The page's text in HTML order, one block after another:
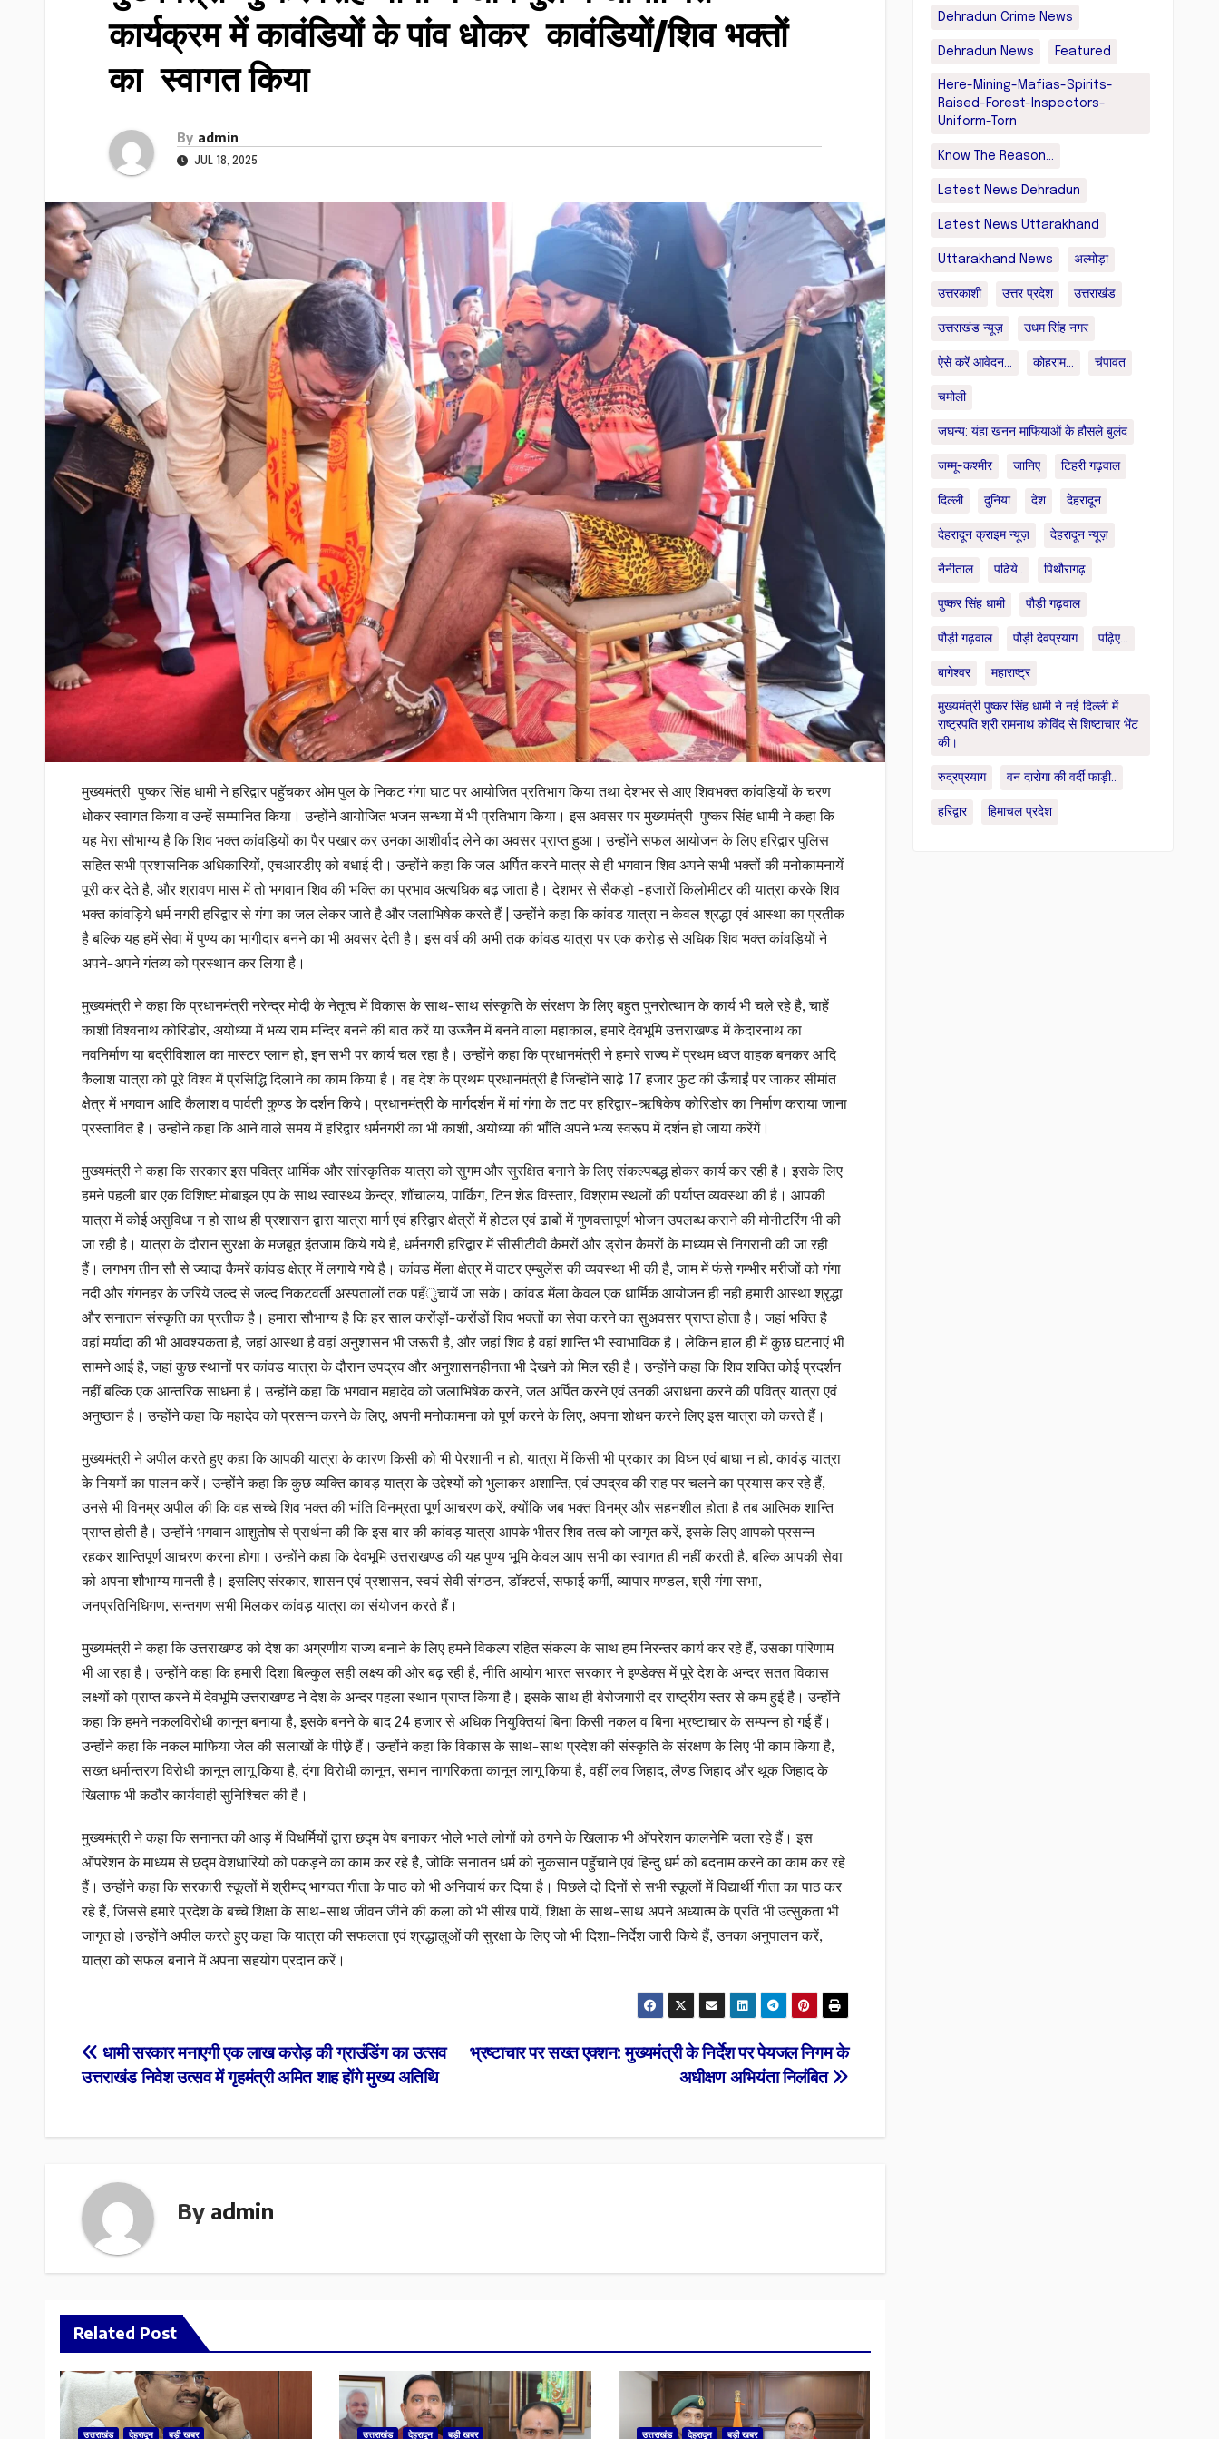
कार्यक्रम में कावंडियों के पांव धोकर कावंडियों/शिव भक्तों
का स्वागत किया
By admin
JUL 18, 2025
मुख्यमंत्री पुष्कर सिंह धामी ने हरिद्वार पहुॅचकर ओम पुल के निकट गंगा घाट पर आयोजित प्रतिभाग किया तथा देशभर से आए शिवभक्त कांवड़ियों के चरण
धोकर स्वागत किया व उन्हें सम्मानित किया। उन्होंने आयोजित भजन सन्ध्या में भी प्रतिभाग किया। इस अवसर पर मुख्यमंत्री पुष्कर सिंह धामी ने कहा कि
यह मेरा सौभाग्य है कि शिव भक्त कांवड़ियों का पैर पखार कर उनका आशीर्वाद लेने का अवसर प्राप्त हुआ। उन्होंने सफल आयोजन के लिए हरिद्वार पुलिस
सहित सभी प्रशासनिक अधिकारियों, एचआरडीए को बधाई दी। उन्होंने कहा कि जल अर्पित करने मात्र से ही भगवान शिव अपने सभी भक्तों की मनोकामनायें
पूरी कर देते है, और श्रावण मास में तो भगवान शिव की भक्ति का प्रभाव अत्यधिक बढ़ जाता है। देशभर से सैकड़ो -हजारों किलोमीटर की यात्रा करके शिव
भक्त कांवड़िये धर्म नगरी हरिद्वार से गंगा का जल लेकर जाते है और जलाभिषेक करते हैं | उन्होंने कहा कि कांवड यात्रा न केवल श्रद्धा एवं आस्था का प्रतीक
है बल्कि यह हमें सेवा में पुण्य का भागीदार बनने का भी अवसर देती है। इस वर्ष की अभी तक कांवड यात्रा पर एक करोड़ से अधिक शिव भक्त कांवड़ियों ने
अपने-अपने गंतव्य को प्रस्थान कर लिया है।
मुख्यमंत्री ने कहा कि प्रधानमंत्री नरेन्द्र मोदी के नेतृत्व में विकास के साथ-साथ संस्कृति के संरक्षण के लिए बहुत पुनरोत्थान के कार्य भी चले रहे है, चाहें
काशी विश्वनाथ कोरिडोर, अयोध्या में भव्य राम मन्दिर बनने की बात करें या उज्जैन में बनने वाला महाकाल, हमारे देवभूमि उत्तराखण्ड में केदारनाथ का
नवनिर्माण या बद्रीविशाल का मास्टर प्लान हो, इन सभी पर कार्य चल रहा है। उन्होंने कहा कि प्रधानमंत्री ने हमारे राज्य में प्रथम ध्वज वाहक बनकर आदि
कैलाश यात्रा को पूरे विश्व में प्रसिद्धि दिलाने का काम किया है। वह देश के प्रथम प्रधानमंत्री है जिन्होंने साढे़ 17 हजार फुट की ऊँचाईं पर जाकर सीमांत
क्षेत्र में भगवान आदि कैलाश व पार्वती कुण्ड के दर्शन किये। प्रधानमंत्री के मार्गदर्शन में मां गंगा के तट पर हरिद्वार-ऋषिकेष कोरिडोर का निर्माण कराया जाना
प्रस्तावित है। उन्होंने कहा कि आने वाले समय में हरिद्वार धर्मनगरी का भी काशी, अयोध्या की भाँति अपने भव्य स्वरूप में दर्शन हो जाया करेंगें।
मुख्यमंत्री ने कहा कि सरकार इस पवित्र धार्मिक और सांस्कृतिक यात्रा को सुगम और सुरक्षित बनाने के लिए संकल्पबद्ध होकर कार्य कर रही है। इसके लिए
हमने पहली बार एक विशिष्ट मोबाइल एप के साथ स्वास्थ्य केन्द्र, शौंचालय, पार्किंग, टिन शेड विस्तार, विश्राम स्थलों की पर्याप्त व्यवस्था की है। आपकी
यात्रा में कोई असुविधा न हो साथ ही प्रशासन द्वारा यात्रा मार्ग एवं हरिद्वार क्षेत्रों में होटल एवं ढाबों में गुणवत्तापूर्ण भोजन उपलब्ध कराने की मोनीटरिंग भी की
जा रही है। यात्रा के दौरान सुरक्षा के मजबूत इंतजाम किये गये है, धर्मनगरी हरिद्वार में सीसीटीवी कैमरों और ड्रोन कैमरों के माध्यम से निगरानी की जा रही
हैं। लगभग तीन सौ से ज्यादा कैमरें कांवड क्षेत्र में लगाये गये है। कांवड मेंला क्षेत्र में वाटर एम्बुलेंस की व्यवस्था भी की है, जाम में फंसे गम्भीर मरीजों को गंगा
नदी और गंगनहर के जरिये जल्द से जल्द निकटवर्ती अस्पतालों तक पहँुचायें जा सके। कांवड मेंला केवल एक धार्मिक आयोजन ही नही हमारी आस्था श्रृद्धा
और सनातन संस्कृति का प्रतीक है। हमारा सौभाग्य है कि हर साल करोंड़ों-करोंडों शिव भक्तों का सेवा करने का सुअवसर प्राप्त होता है। जहां भक्ति है
वहां मर्यादा की भी आवश्यकता है, जहां आस्था है वहां अनुशासन भी जरूरी है, और जहां शिव है वहां शान्ति भी स्वाभाविक है। लेकिन हाल ही में कुछ घटनाएं भी
सामने आई है, जहां कुछ स्थानों पर कांवड यात्रा के दौरान उपद्रव और अनुशासनहीनता भी देखने को मिल रही है। उन्होंने कहा कि शिव शक्ति कोई प्रदर्शन
नहीं बल्कि एक आन्तरिक साधना है। उन्होंने कहा कि भगवान महादेव को जलाभिषेक करने, जल अर्पित करने एवं उनकी अराधना करने की पवित्र यात्रा एवं
अनुष्ठान है। उन्होंने कहा कि महादेव को प्रसन्न करने के लिए, अपनी मनोकामना को पूर्ण करने के लिए, अपना शोधन करने लिए इस यात्रा को करते हैं।
मुख्यमंत्री ने अपील करते हुए कहा कि आपकी यात्रा के कारण किसी को भी पेरशानी न हो, यात्रा में किसी भी प्रकार का विघ्न एवं बाधा न हो, कावंड़ यात्रा
के नियमों का पालन करें। उन्होंने कहा कि कुछ व्यक्ति कावड़ यात्रा के उद्देश्यों को भुलाकर अशान्ति, एवं उपद्रव की राह पर चलने का प्रयास कर रहे हैं,
उनसे भी विनम्र अपील की कि वह सच्चे शिव भक्त की भांति विनम्रता पूर्ण आचरण करें, क्योंकि जब भक्त विनम्र और सहनशील होता है तब आत्मिक शान्ति
प्राप्त होती है। उन्होंने भगवान आशुतोष से प्रार्थना की कि इस बार की कांवड़ यात्रा आपके भीतर शिव तत्व को जागृत करें, इसके लिए आपको प्रसन्न
रहकर शान्तिपूर्ण आचरण करना होगा। उन्होंने कहा कि देवभूमि उत्तराखण्ड की यह पुण्य भूमि केवल आप सभी का स्वागत ही नहीं करती है, बल्कि आपकी सेवा
को अपना शौभाग्य मानती है। इसलिए संरकार, शासन एवं प्रशासन, स्वयं सेवी संगठन, डॉक्टर्स, सफाई कर्मी, व्यापार मण्डल, श्री गंगा सभा,
जनप्रतिनिधिगण, सन्तगण सभी मिलकर कांवड़ यात्रा का संयोजन करते हैं।
मुख्यमंत्री ने कहा कि उत्तराखण्ड को देश का अग्रणीय राज्य बनाने के लिए हमने विकल्प रहित संकल्प के साथ हम निरन्तर कार्य कर रहे हैं, उसका परिणाम
भी आ रहा है। उन्होंने कहा कि हमारी दिशा बिल्कुल सही लक्ष्य की ओर बढ़ रही है, नीति आयोग भारत सरकार ने इण्डेक्स में पूरे देश के अन्दर सतत विकास
लक्ष्यों को प्राप्त करने में देवभूमि उत्तराखण्ड ने देश के अन्दर पहला स्थान प्राप्त किया है। इसके साथ ही बेरोजगारी दर राष्ट्रीय स्तर से कम हुई है। उन्होंने
कहा कि हमने नकलविरोधी कानून बनाया है, इसके बनने के बाद 24 हजार से अधिक नियुक्तियां बिना किसी नकल व बिना भ्रष्टाचार के सम्पन्न हो गई हैं।
उन्होंने कहा कि नकल माफिया जेल की सलाखों के पीछ़े हैं। उन्होंने कहा कि विकास के साथ-साथ प्रदेश की संस्कृति के संरक्षण के लिए भी काम किया है,
सख्त धर्मान्तरण विरोधी कानून लागू किया है, दंगा विरोधी कानून, समान नागरिकता कानून लागू किया है, वहीं लव जिहाद, लैण्ड जिहाद और थूक जिहाद के
खिलाफ भी कठौर कार्यवाही सुनिश्चित की है।
मुख्यमंत्री ने कहा कि सनानत की आड़ में विधर्मियों द्वारा छद्म वेष बनाकर भोले भाले लोगों को ठगने के खिलाफ भी ऑपरेशन कालनेमि चला रहे हैं। इस
ऑपरेशन के माध्यम से छद्म वेशधारियों को पकड़ने का काम कर रहे है, जोकि सनातन धर्म को नुकसान पहुॅचाने एवं हिन्दु धर्म को बदनाम करने का काम कर रहे
हैं। उन्होंने कहा कि सरकारी स्कूलों में श्रीमद् भागवत गीता के पाठ को भी अनिवार्य कर दिया है। पिछले दो दिनों से सभी स्कूलों में विद्यार्थी गीता का पाठ कर
रहे हैं, जिससे हमारे प्रदेश के बच्चे शिक्षा के साथ-साथ जीवन जीने की कला को भी सीख पायें, शिक्षा के साथ-साथ अपने अध्यात्म के प्रति भी उत्सुकता भी
जागृत हो।उन्होंने अपील करते हुए कहा कि यात्रा की सफलता एवं श्रद्धालुओं की सुरक्षा के लिए जो भी दिशा-निर्देश जारी किये हैं, उनका अनुपालन करें,
यात्रा को सफल बनाने में अपना सहयोग प्रदान करें।
Post
navigation
भ्रष्टाचार पर सख्त एक्शन: मुख्यमंत्री के निर्देश पर पेयजल निगम के
अधीक्षण अभियंता निलंबित
धामी सरकार मनाएगी एक लाख करोड़ की ग्राउंडिंग का उत्सव
उत्तराखंड निवेश उत्सव में गृहमंत्री अमित शाह होंगे मुख्य अतिथि
By admin
Related Post
उत्तराखंड देहरादून बड़ी खबर उत्तराखंड देहरादून बड़ी खबर उत्तराखंड देहरादून बड़ी खबर
Dehradun Crime News
Dehradun News Featured
Here-Mining-Mafias-Spirits-
Raised-Forest-Inspectors-
Uniform-Torn
Know The Reason...
Latest News Dehradun
Latest News Uttarakhand
Uttarakhand News अल्मोड़ा
उत्तरकाशी उत्तर प्रदेश उत्तराखंड
उत्तराखंड न्यूज़ उधम सिंह नगर
ऐसे करें आवेदन... कोहराम... चंपावत
चमोली
जघन्य: यंहा खनन माफियाओं के हौसले बुलंद
जम्मू-कश्मीर जानिए टिहरी गढ़वाल
दिल्ली दुनिया देश देहरादून
देहरादून क्राइम न्यूज़ देहरादून न्यूज़
नैनीताल पढिये.. पिथौरागढ़
पुष्कर सिंह धामी पौड़ी गढ़वाल
पौड़ी गढ़वाल पौड़ी देवप्रयाग पढ़िए...
बागेश्वर महाराष्ट्र
मुख्यमंत्री पुष्कर सिंह धामी ने नई दिल्ली में
राष्ट्रपति श्री रामनाथ कोविंद से शिष्टाचार भेंट
की।
रुद्रप्रयाग वन दारोगा की वर्दी फाड़ी..
हरिद्वार हिमाचल प्रदेश